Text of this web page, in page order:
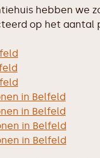
hebben we
op het aantal
in Belfeld
in Belfeld
in Belfeld
in Belfeld